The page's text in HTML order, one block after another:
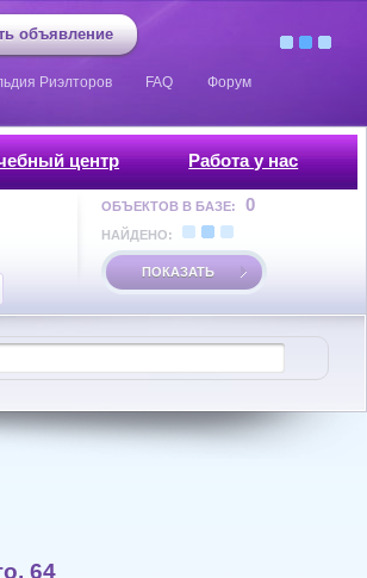
объявление
Риэлторов FAQ Форум
центр Работа у нас
ОБЪЕКТОВ В БАЗЕ: 0
НАЙДЕНО:
ПОКАЗАТЬ
64